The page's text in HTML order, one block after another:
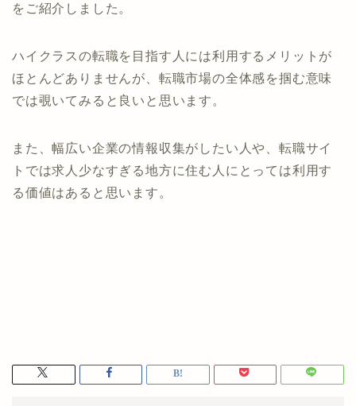
をご紹介しました。
ハイクラスの転職を目指す人には利用するメリットが
ほとんどありませんが、転職市場の全体感を掴む意味
では覗いてみると良いと思います。
また、幅広い企業の情報収集がしたい人や、転職サイ
トでは求人少なすぎる地方に住む人にとっては利用す
る価値はあると思います。